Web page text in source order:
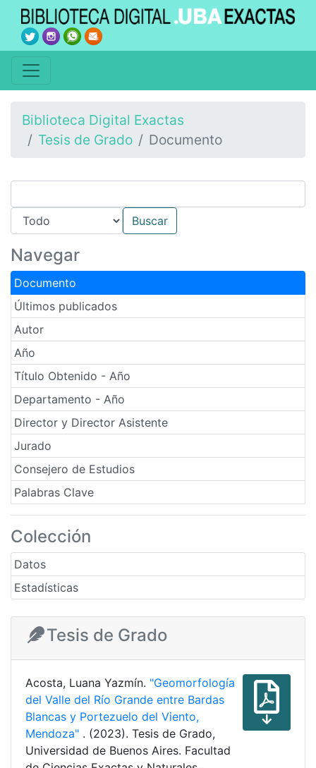
Biblioteca Digital Exactas
Tesis de Grado
Documento
Navegar
Documento
Últimos publicados
Autor
Año
Título Obtenido - Año
Departamento - Año
Director y Director Asistente
Jurado
Consejero de Estudios
Palabras Clave
Colección
Datos
Estadísticas
Tesis de Grado
Acosta, Luana Yazmín. "Geomorfología
del Valle del Río Grande entre Bardas
Blancas y Portezuelo del Viento,
Mendoza" . (2023). Tesis de Grado,
Universidad de Buenos Aires. Facultad